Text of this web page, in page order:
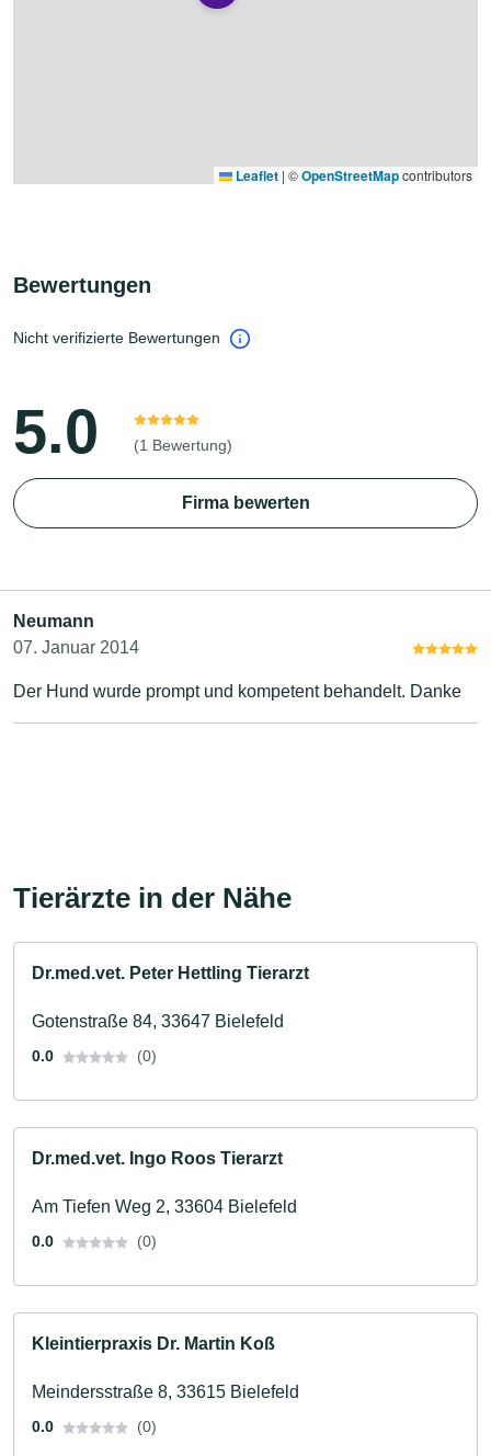
Leaflet | ©OpenStreetMapcontributors
Bewertungen
Nicht verifizierte Bewertungen
5.0 (1 Bewertung)
Firma bewerten
Neumann
07. Januar 2014
Der Hund wurde prompt und kompetent behandelt. Danke
Tierärzte in der Nähe
Dr.med.vet. Peter Hettling Tierarzt
Gotenstraße 84, 33647 Bielefeld
0.0 (0)
Dr.med.vet. Ingo Roos Tierarzt
Am Tiefen Weg 2, 33604 Bielefeld
0.0 (0)
Kleintierpraxis Dr. Martin Koß
Meindersstraße 8, 33615 Bielefeld
0.0 (0)